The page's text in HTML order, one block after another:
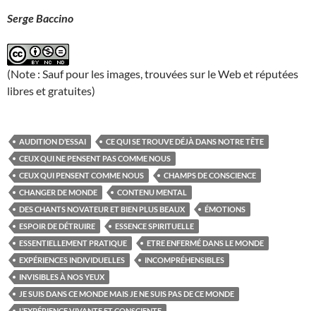
Serge Baccino
(Note : Sauf pour les images, trouvées sur le Web et réputées
libres et gratuites)
AUDITION D’ESSAI
CE QUI SE TROUVE DÉJÀ DANS NOTRE TÊTE
CEUX QUI NE PENSENT PAS COMME NOUS
CEUX QUI PENSENT COMME NOUS
CHAMPS DE CONSCIENCE
CHANGER DE MONDE
CONTENU MENTAL
DES CHANTS NOVATEUR ET BIEN PLUS BEAUX
ÉMOTIONS
ESPOIR DE DÉTRUIRE
ESSENCE SPIRITUELLE
ESSENTIELLEMENT PRATIQUE
ETRE ENFERMÉ DANS LE MONDE
EXPÉRIENCES INDIVIDUELLES
INCOMPRÉHENSIBLES
INVISIBLES À NOS YEUX
JE SUIS DANS CE MONDE MAIS JE NE SUIS PAS DE CE MONDE